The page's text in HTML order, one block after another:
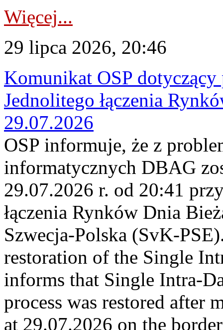
Więcej...
29 lipca 2026, 20:46
Komunikat OSP
Jednolitego łączenia
29.07.2026
OSP informuje, że z
informatycznych DBAG
29.07.2026 r. od 20:41
łączenia Rynków Dnia
Szwecja-Polska (SvK-
restoration of the Single
informs that Single Intra-
process was restored after
at 29.07.2026 on the